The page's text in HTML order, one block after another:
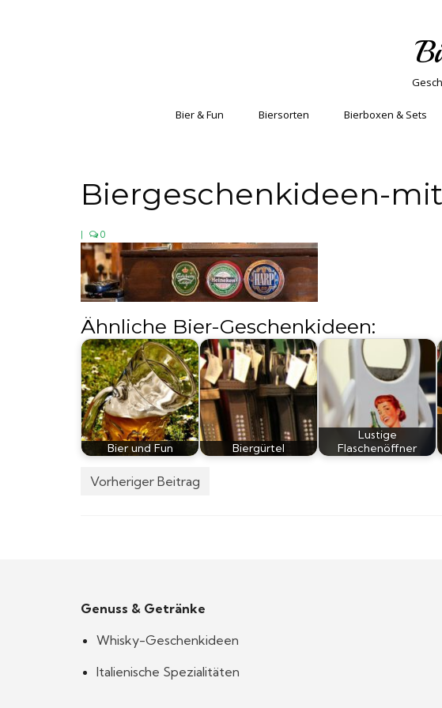
Bier & Fun Biersorten Bierboxen & Sets
Biergeschenkideen-
0
Ähnliche Bier-Geschenkideen:
Bier und Fun Biergürtel
Lustige
Flaschenöffner
Vorheriger Beitrag
Genuss & Getränke
Whisky-Geschenkideen
Italienische Spezialitäten